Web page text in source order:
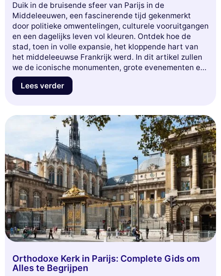
Duik in de bruisende sfeer van Parijs in de
Middeleeuwen, een fascinerende tijd gekenmerkt
door politieke omwentelingen, culturele vooruitgangen
en een dagelijks leven vol kleuren. Ontdek hoe de
stad, toen in volle expansie, het kloppende hart van
het middeleeuwse Frankrijk werd. In dit artikel zullen
we de iconische monumenten, grote evenementen en
invloedrijke personen verkennen die deze periode
hebben gevormd. Maak je klaar voor een boeiende
vertelt. Mis deze kans niet om meer te leren over
Parijs, de stad van het licht, in zijn beginjaren.
Lees verder
Orthodoxe Kerk in Parijs: Complete Gids om
Alles te Begrijpen